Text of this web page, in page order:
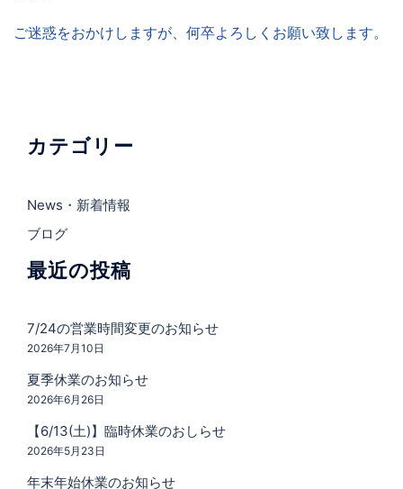
ご迷惑をおかけしますが、何卒よろしくお願い致します。
カテゴリー
News・新着情報
ブログ
最近の投稿
7/24の営業時間変更のお知らせ
2026年7月10日
夏季休業のお知らせ
2026年6月26日
【6/13(土)】臨時休業のおしらせ
2026年5月23日
年末年始休業のお知らせ